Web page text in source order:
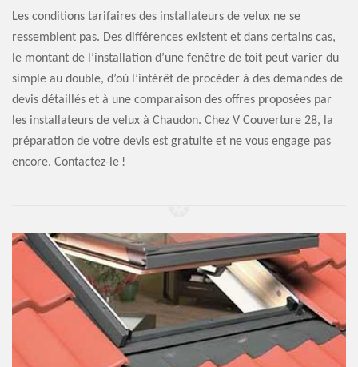
Les conditions tarifaires des installateurs de velux ne se
ressemblent pas. Des différences existent et dans certains cas,
le montant de l’installation d’une fenêtre de toit peut varier du
simple au double, d’où l’intérêt de procéder à des demandes de
devis détaillés et à une comparaison des offres proposées par
les installateurs de velux à Chaudon. Chez V Couverture 28, la
préparation de votre devis est gratuite et ne vous engage pas
encore. Contactez-le !